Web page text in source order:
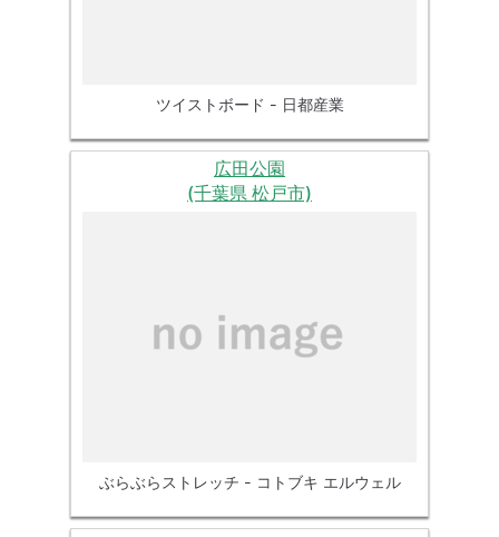
ツイストボード - 日都産業
広田公園
(千葉県 松戸市)
ぶらぶらストレッチ - コトブキ エルウェル